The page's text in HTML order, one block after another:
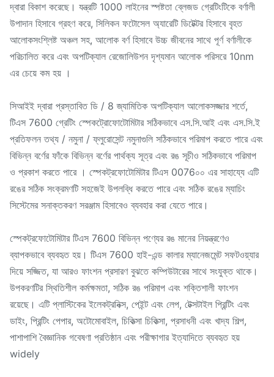
দ্বারা বিকাশ করেছে। যন্ত্রটি 1000 লাইনের স্পষ্টতা ব্লেজড গ্রেটিংটিকে বর্ণালী
উপাদান হিসাবে গ্রহণ করে, সিলিকন ফটোসেল অ্যারেটি ডিটেক্টর হিসাবে বৃহত
আলোকসংশ্লিষ্ট অঞ্চল সহ, আলোক বর্ণ হিসাবে উচ্চ জীবনের সাথে পূর্ণ বর্ণালীকে
পরিচালিত করে এবং অপটিক্যাল রেজোলিউশন দৃশ্যমান আলোক পরিসরে 10nm
এর চেয়ে কম হয় ।
সিআইই দ্বারা প্রস্তাবিত ডি / 8 জ্যামিতিক অপটিক্যাল আলোকসজ্জার শর্তে,
টিএস 7600 গ্রেটিং স্পেকট্রোফোটোমিটার সঠিকভাবে এস.সি.আই এবং এস.সি.ই
প্রতিফলন তথ্য / নমুনা / ফ্লুরোসেন্ট নমুনাগুলি সঠিকভাবে পরিমাপ করতে পারে এবং
বিভিন্ন বর্ণের ফাঁকে বিভিন্ন বর্ণের পার্থক্য সূত্র এবং রঙ সূচীও সঠিকভাবে পরিমাপ
ও প্রকাশ করতে পারে । স্পেকট্রফোটোমিটার টিএস 0076০০ এর সাহায্যে এটি
রঙের সঠিক সংক্রমণটি সহজেই উপলব্ধি করতে পারে এবং সঠিক রঙের ম্যাচিং
সিস্টেমের সনাক্তকরণ সরঞ্জাম হিসাবেও ব্যবহার করা যেতে পারে।
স্পেকট্রফোটোমিটার টিএস 7600 বিভিন্ন পণ্যের রঙ মানের নিয়ন্ত্রণেও
ব্যাপকভাবে ব্যবহৃত হয়। টিএস 7600 হাই-এন্ড কালার ম্যানেজমেন্ট সফটওয়্যার
দিয়ে সজ্জিত, যা আরও ফাংশন প্রসারণ বুঝতে কম্পিউটারের সাথে সংযুক্ত থাকে।
উপকরণটির স্থিতিশীল কর্মক্ষমতা, সঠিক রঙ পরিমাপ এবং শক্তিশালী ফাংশন
রয়েছে। এটি প্লাস্টিকের ইলেকট্রনিক্স, পেইন্ট এবং লেপ, টেক্সটাইল প্রিন্টিং এবং
ডাইং, প্রিন্টিং পেপার, অটোমোবাইল, চিকিত্সা চিকিত্সা, প্রসাধনী এবং খাদ্য শিল্প,
পাশাপাশি বৈজ্ঞানিক গবেষণা প্রতিষ্ঠান এবং পরীক্ষাগার ইত্যাদিতে ব্যবহৃত হয়
widely